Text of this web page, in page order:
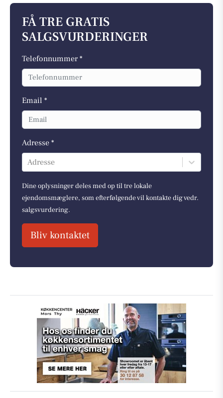
FÅ TRE GRATIS
SALGSVURDERINGER
Telefonnummer *
Email *
Adresse *
Adresse
Dine oplysninger deles med op til tre lokale
ejendomsmæglere, som efterfølgende vil kontakte dig vedr.
salgsvurdering.
Bliv kontaktet